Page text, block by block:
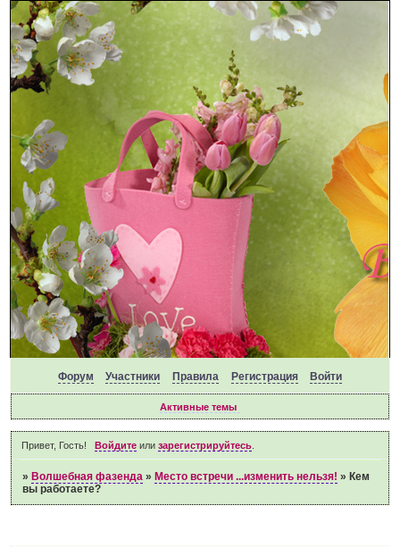
Форум Участники Правила Регистрация Войти
Активные темы
Привет, Гость! Войдитеили зарегистрируйтесь.
» Волшебная фазенда » Место встречи ...изменить нельзя! » Кем
вы работаете?